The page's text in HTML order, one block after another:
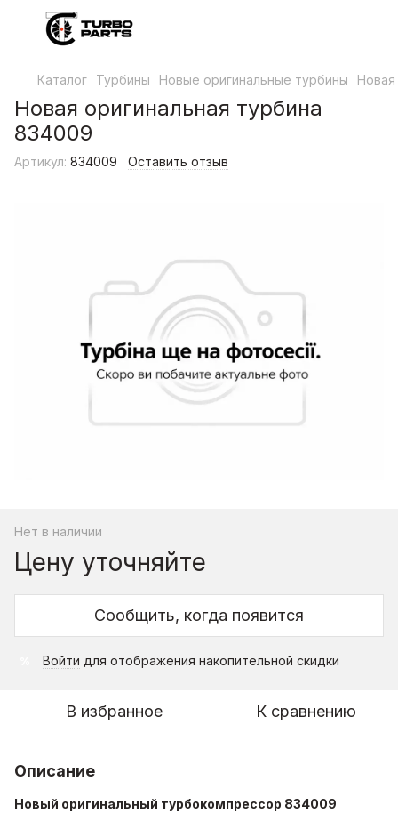
Каталог Турбины Новые оригинальные турбины Новая
Новая оригинальная турбина
834009
Артикул: 834009 Оставить отзыв
Нет в наличии
Цену уточняйте
Сообщить, когда появится
Войти для отображения накопительной скидки
В избранное К сравнению
Описание
Новый оригинальный турбокомпрессор 834009